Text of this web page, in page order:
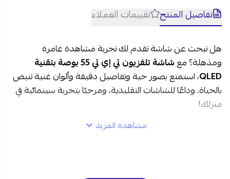
تفاصيل المنتج تقييمات العملاء
هل تبحث عن شاشة تقدم لك تجربة مشاهدة غامرة
ومذهلة؟ مع
شاشة تلفزيون تي إي تي 55 بوصة بتقنية
QLED، استمتع بصور حية وتفاصيل دقيقة وألوان غنية تنبض
بالحياة. وداعًا للشاشات التقليدية، ومرحبًا بتجربة سينمائية في
منزلك!
مواصفات شاشة تلفزيون تي إي تي 55 بوصة في السعودية:
رقم الموديل:T55W525
مشاهدة المزيد